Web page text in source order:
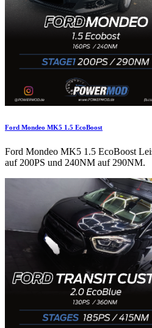
Ford Mondeo MK5 1.5 EcoBoost
Ford Mondeo MK5 1.5 EcoBoost
auf 200PS und 240NM auf 290NM.